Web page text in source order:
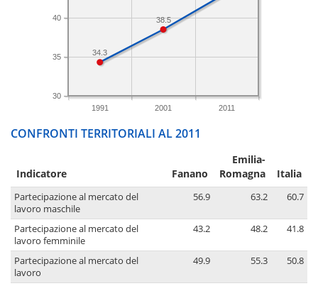
1991 2001 2011
30
35
40 38.5
34.3
CONFRONTI TERRITORIALI AL 2011
Indicatore Fanano
Emilia-
Romagna
Italia
Partecipazione al mercato del
lavoro maschile
56.9 63.2 60.7
Partecipazione al mercato del
lavoro femminile
43.2 48.2 41.8
Partecipazione al mercato del
lavoro
49.9 55.3 50.8